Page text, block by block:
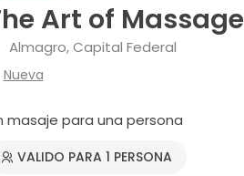
Art of Massage
Almagro, Capital Federal
Nueva
masaje para una persona
VALIDO PARA 1 PERSONA